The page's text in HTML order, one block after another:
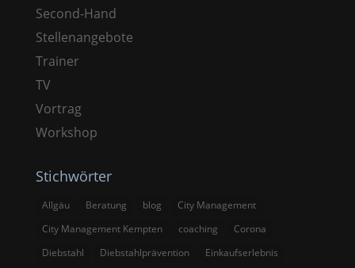
Second-Hand
Stellenangebote
Trainer
TV
Vortrag
Workshop
Stichwörter
Allgäu Beratung blog
City Management
City Management Kempten
coaching
Corona
Diebstahl
Diebstahlprävention
Einkaufserlebnis